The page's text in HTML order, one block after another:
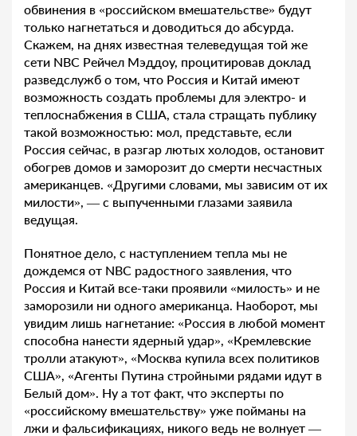
обвинения в «российском вмешательстве» будут
только нагнетаться и доводиться до абсурда.
Скажем, на днях известная телеведущая той же
сети NBC Рейчел Мэддоу, процитировав доклад
разведслужб о том, что Россия и Китай имеют
возможность создать проблемы для электро- и
теплоснабжения в США, стала стращать публику
такой возможностью: мол, представьте, если
Россия сейчас, в разгар лютых холодов, остановит
обогрев домов и заморозит до смерти несчастных
американцев. «Другими словами, мы зависим от их
милости», — с выпученными глазами заявила
ведущая.
Понятное дело, с наступлением тепла мы не
дождемся от NBC радостного заявления, что
Россия и Китай все-таки проявили «милость» и не
заморозили ни одного американца. Наоборот, мы
увидим лишь нагнетание: «Россия в любой момент
способна нанести ядерный удар», «Кремлевские
тролли атакуют», «Москва купила всех политиков
США», «Агенты Путина стройными рядами идут в
Белый дом». Ну а тот факт, что эксперты по
«российскому вмешательству» уже пойманы на
лжи и фальсификациях, никого ведь не волнует —